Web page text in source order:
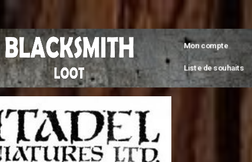
Mon compte
Liste de souhaits